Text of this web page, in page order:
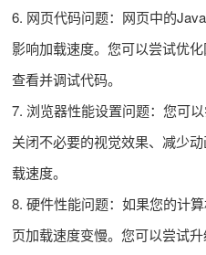
6. 网页代码问题：网页中的
影响加载速度。您可以尝试优
查看并调试代码。
7. 浏览器性能设置问题：您可
关闭不必要的视觉效果、减少
载速度。
8. 硬件性能问题：如果您的计
页加载速度变慢。您可以尝试